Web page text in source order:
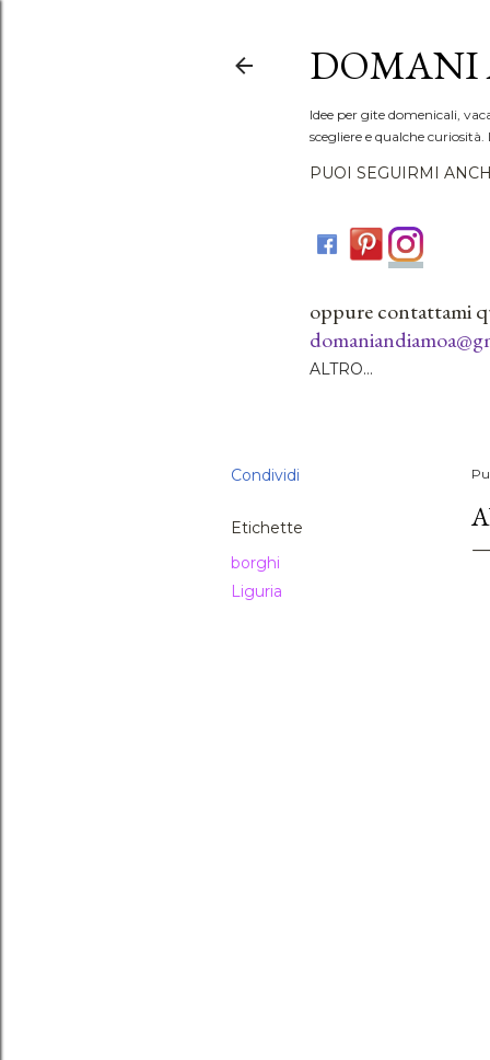
DOMANI
Idee per gite domenicali,
scegliere e qualche
PUOI SEGUIRMI
oppure contattami
ALTRO…
Condividi
Etichette
borghi
Liguria